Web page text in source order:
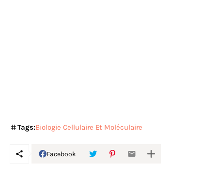
Tags:Biologie Cellulaire Et Moléculaire
Facebook